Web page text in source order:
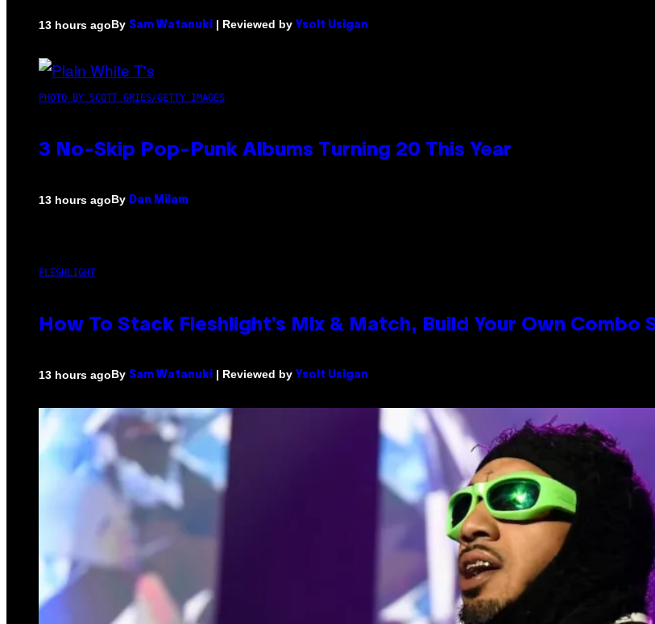
13 hours agoBy Sam Watanuki | Reviewed by Ysolt Usigan
PHOTO BY SCOTT GRIES/GETTY IMAGES
3 No-Skip Pop-Punk Albums Turning 20 This Year
13 hours agoBy Dan Milam
FLESHLIGHT
How To Stack Fleshlight’s Mix & Match, Build Your Own Combo
13 hours agoBy Sam Watanuki | Reviewed by Ysolt Usigan